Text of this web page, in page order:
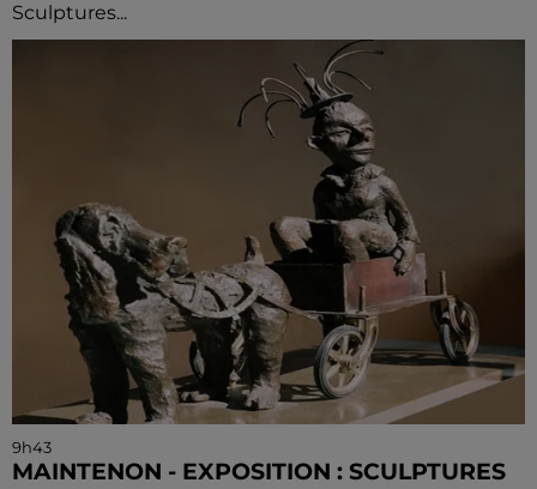
Sculptures...
9h43
MAINTENON - EXPOSITION : SCULPTURES